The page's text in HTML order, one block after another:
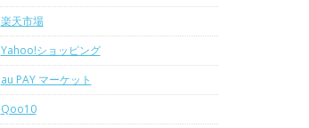
楽天市場
Yahoo!ショッピング
au PAY マーケット
Qoo10